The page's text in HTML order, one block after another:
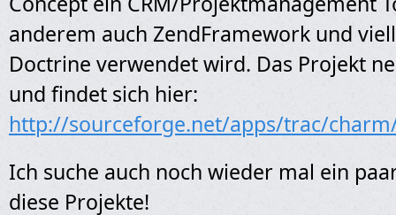
anderem auch ZendFramework und
Doctrine verwendet wird. Das Projekt
und findet sich hier:
http://sourceforge.net/apps/trac/
Ich suche auch noch wieder mal ein
diese Projekte!